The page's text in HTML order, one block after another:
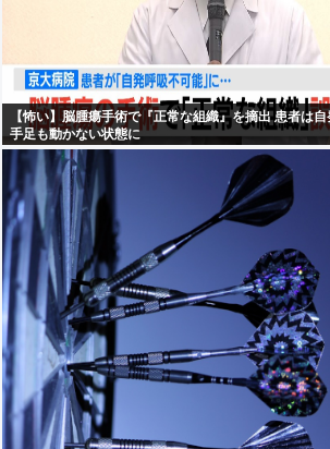
【怖い】脳腫瘍手術で『正常な組織』を摘出 患者は
手足も動かない状態に